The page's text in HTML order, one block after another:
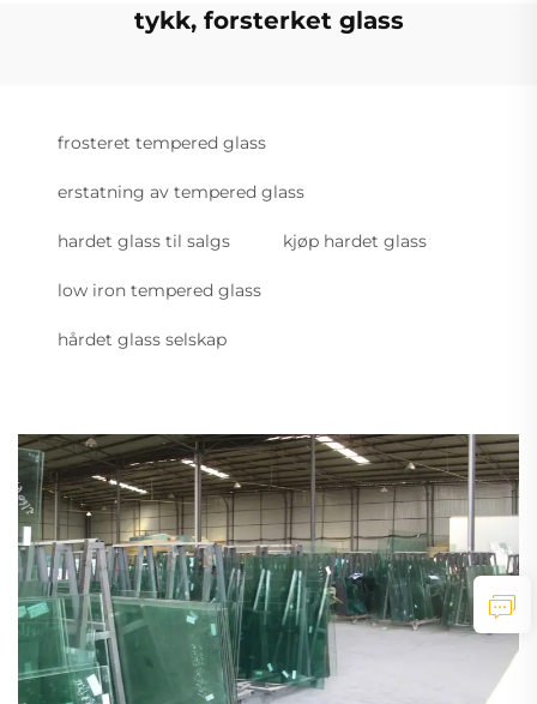
tykk, forsterket glass
frosteret tempered glass
erstatning av tempered glass
hardet glass til salgs kjøp hardet glass
low iron tempered glass
hårdet glass selskap